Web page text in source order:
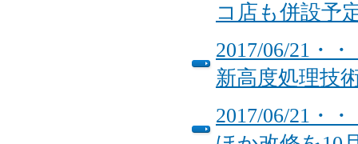
コ店も併設予
2017/06/21・
新高度処理技
2017/06/21・